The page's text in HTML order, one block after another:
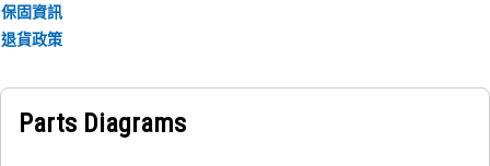
保固資訊
退貨政策
Parts Diagrams